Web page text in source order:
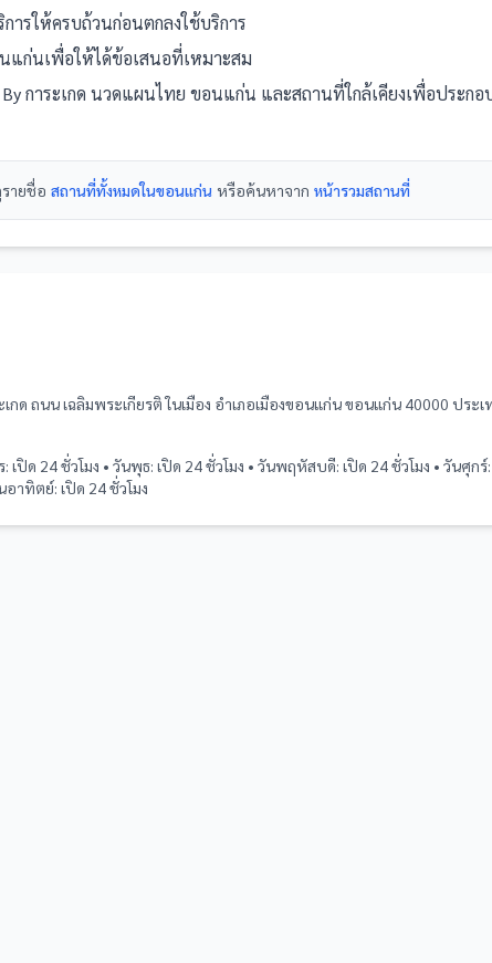
ารให้ครบถ้วนก่อนตกลงใช้บริการ
แก่นเพื่อให้ได้ข้อเสนอที่เหมาะสม
การะเกด นวดแผนไทย ขอนแก่น และสถานที่ใกล้เคียงเพื่อประก
รายชื่อ สถานที่ทั้งหมดในขอนแก่น หรือค้นหาจาก หน้ารวมสถานที่
กด ถนน เฉลิมพระเกียรติ ในเมือง อำเภอเมืองขอนแก่น ขอนแก่น 40000 ประ
เปิด 24 ชั่วโมง • วันพุธ: เปิด 24 ชั่วโมง • วันพฤหัสบดี: เปิด 24 ชั่วโมง • วันศุกร์
อาทิตย์: เปิด 24 ชั่วโมง